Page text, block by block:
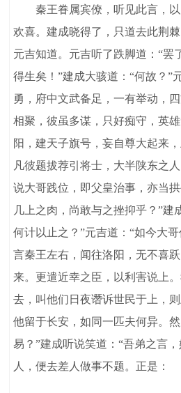
秦王眷属宾僚，听见此言，以
欢喜。建成晓得了，只道去此荆
元吉知道。元吉听了跌脚道：“罢
得生矣！”建成大骇道：“何故？”
勇，府中文武备足，一有举动，
相聚，彼虽多谋，只好痴守，英
阳，建天子旗号，妄自尊大起来
凡彼题拔荐引将士，大半陕东之
说大哥践位，即父皇治事，亦当
几上之肉，尚敢与之挫抑乎？”建
何计以止之？”元吉道：“如今大
言秦王左右，闻往洛阳，无不喜
来。更遣近幸之臣，以利害说上
去，叫他们日夜谮诉世民于上，
他留于长安，如同一匹夫何异。
易？”建成听说笑道：“吾弟之言
人，便去差人做事不题。正是：